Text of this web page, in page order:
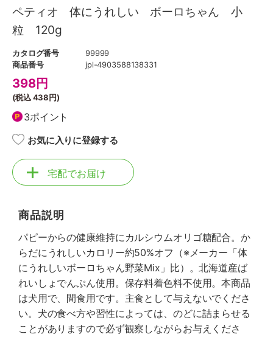
ペティオ 体にうれしい ボーロちゃん 小
粒 120g
カタログ番号
99999
商品番号
jpl-4903588138331
398円
(税込438円)
3ポイント
お気に入りに登録する
宅配でお届け
商品説明
パピーからの健康維持にカルシウムオリゴ糖配合。か
らだにうれしいカロリー約50%オフ（※メーカー「体
にうれしいボーロちゃん野菜Mix」比）。北海道産ば
れいしょでんぷん使用。保存料着色料不使用。本商品
は犬用で、間食用です。主食として与えないでくださ
い。犬の食べ方や習性によっては、のどに詰まらせる
ことがありますので必ず観察しながらお与えくださ